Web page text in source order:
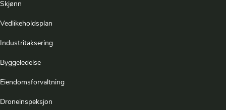
Skjønn
Vedlikeholdsplan
Industritaksering
Byggeledelse
Eiendomsforvaltning
Droneinspeksjon